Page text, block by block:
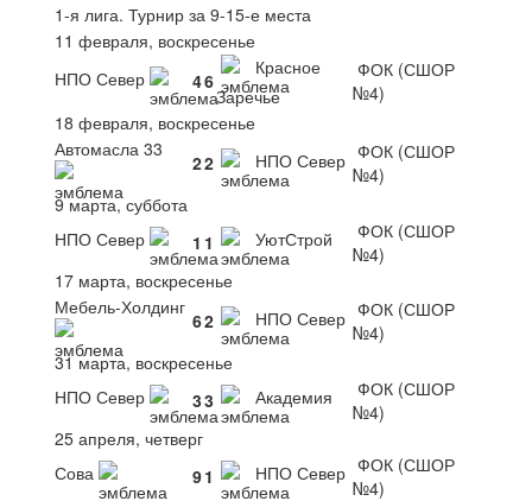
1-я лига. Турнир за 9-15-е места
11 февраля, воскресенье
НПО Север
46
Красное
Заречье
ФОК (СШОР
№4)
18 февраля, воскресенье
Автомасла 33
22 НПО Север ФОК (СШОР
№4)
9 марта, суббота
НПО Север
1 1 УютСтрой
ФОК (СШОР
№4)
17 марта, воскресенье
Мебель-Холдинг
62 НПО Север ФОК (СШОР
№4)
31 марта, воскресенье
НПО Север
33 Академия
ФОК (СШОР
№4)
25 апреля, четверг
Сова
91 НПО Север ФОК (СШОР
№4)